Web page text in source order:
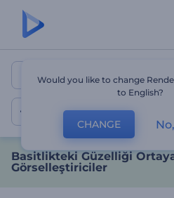
Basitlikteki
Minimal
Basitlikteki Güzelliği
Görselleştiriciler
Would you like to change
to English?
CHANGE